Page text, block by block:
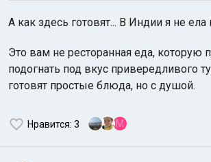
А как здесь готовят... В Индии я не
Это вам не ресторанная еда, которую
подогнать под вкус привередливого
готовят простые блюда, но с душой.
Нравится: 3 M